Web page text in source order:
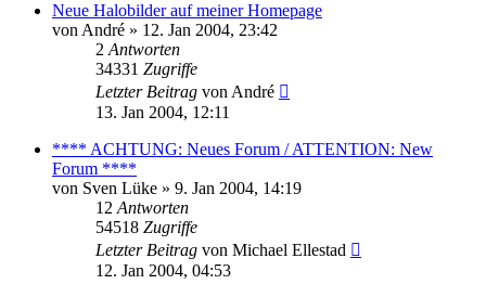
Neue Halobilder auf meiner Homepage
von André » 12. Jan 2004, 23:42
2 Antworten
34331 Zugriffe
Letzter Beitrag von André
13. Jan 2004, 12:11
**** ACHTUNG: Neues Forum / ATTENTION: New
Forum ****
von Sven Lüke » 9. Jan 2004, 14:19
12 Antworten
54518 Zugriffe
Letzter Beitrag von Michael Ellestad
12. Jan 2004, 04:53